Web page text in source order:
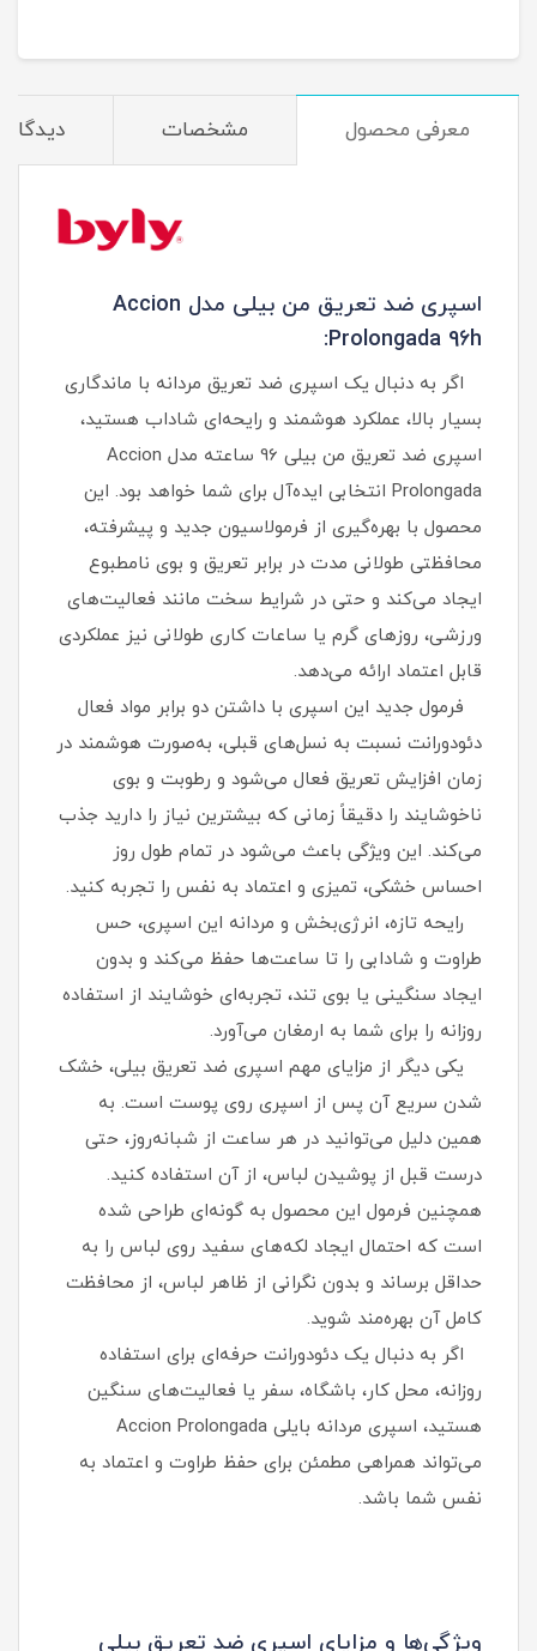
معرفی محصول مشخصات
اسپری ضد تعریق من بیلی مدل Accion
Prolongada 96h:
اگر به دنبال یک اسپری ضد تعریق مردانه با ماندگاری
بسیار بالا، عملکرد هوشمند و رایحه‌ای شاداب هستید،
اسپری ضد تعریق من بیلی 96 ساعته مدل Accion
Prolongada انتخابی ایده‌آل برای شما خواهد بود. این
محصول با بهره‌گیری از فرمولاسیون جدید و پیشرفته،
محافظتی طولانی‌ مدت در برابر تعریق و بوی نامطبوع
ایجاد می‌کند و حتی در شرایط سخت مانند فعالیت‌های
ورزشی، روزهای گرم یا ساعات کاری طولانی نیز عملکردی
قابل اعتماد ارائه می‌دهد.
فرمول جدید این اسپری با داشتن دو برابر مواد فعال
دئودورانت نسبت به نسل‌های قبلی، به‌صورت هوشمند در
زمان افزایش تعریق فعال می‌شود و رطوبت و بوی
ناخوشایند را دقیقاً زمانی که بیشترین نیاز را دارید جذب
می‌کند. این ویژگی باعث می‌شود در تمام طول روز
احساس خشکی، تمیزی و اعتماد به‌ نفس را تجربه کنید.
رایحه تازه، انرژی‌بخش و مردانه این اسپری، حس
طراوت و شادابی را تا ساعت‌ها حفظ می‌کند و بدون
ایجاد سنگینی یا بوی تند، تجربه‌ای خوشایند از استفاده
روزانه را برای شما به ارمغان می‌آورد.
یکی دیگر از مزایای مهم اسپری ضد تعریق بیلی، خشک
شدن سریع آن پس از اسپری روی پوست است. به
همین دلیل می‌توانید در هر ساعت از شبانه‌روز، حتی
درست قبل از پوشیدن لباس، از آن استفاده کنید.
همچنین فرمول این محصول به گونه‌ای طراحی شده
است که احتمال ایجاد لکه‌های سفید روی لباس را به
حداقل برساند و بدون نگرانی از ظاهر لباس، از محافظت
کامل آن بهره‌مند شوید.
اگر به دنبال یک دئودورانت حرفه‌ای برای استفاده
روزانه، محل کار، باشگاه، سفر یا فعالیت‌های سنگین
هستید، اسپری مردانه بایلی Accion Prolongada
می‌تواند همراهی مطمئن برای حفظ طراوت و اعتماد به‌
نفس شما باشد.
ویژگی‌ها و مزایای اسپری ضد تعریق بیلی